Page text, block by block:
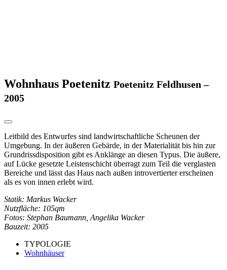
Wohnhaus Poetenitz Poetenitz Feldhusen –
2005
Leitbild des Entwurfes sind landwirtschaftliche Scheunen der
Umgebung. In der äußeren Gebärde, in der Materialität bis hin zur
Grundrissdisposition gibt es Anklänge an diesen Typus. Die äußere,
auf Lücke gesetzte Leistenschicht überragt zum Teil die verglasten
Bereiche und lässt das Haus nach außen introvertierter erscheinen
als es von innen erlebt wird.
Statik: Markus Wacker
Nutzfläche: 105qm
Fotos: Stephan Baumann, Angelika Wacker
Bauzeit: 2005
TYPOLOGIE
Wohnhäuser